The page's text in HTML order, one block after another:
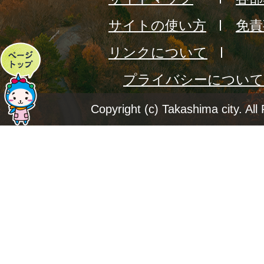
ペ
ー
ジ
サイトの使い方
免
リンクについて
プライバシーについて
Copyright (c) Takashima city. All